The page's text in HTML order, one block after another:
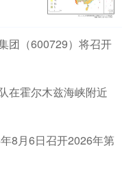
团（600729）将召开
在霍尔木兹海峡附近
8月6日召开2026年第